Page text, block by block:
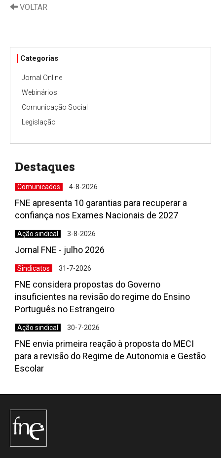
VOLTAR
Categorias
Jornal Online
Webinários
Comunicação Social
Legislação
Destaques
Comunicados 4-8-2026
FNE apresenta 10 garantias para recuperar a
confiança nos Exames Nacionais de 2027
Ação sindical 3-8-2026
Jornal FNE - julho 2026
Sindicatos 31-7-2026
FNE considera propostas do Governo
insuficientes na revisão do regime do Ensino
Português no Estrangeiro
Ação sindical 30-7-2026
FNE envia primeira reação à proposta do MECI
para a revisão do Regime de Autonomia e Gestão
Escolar